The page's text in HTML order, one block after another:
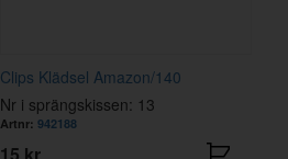
Clips Klädsel Amazon/140
Nr i sprängskissen: 13
Artnr:942188